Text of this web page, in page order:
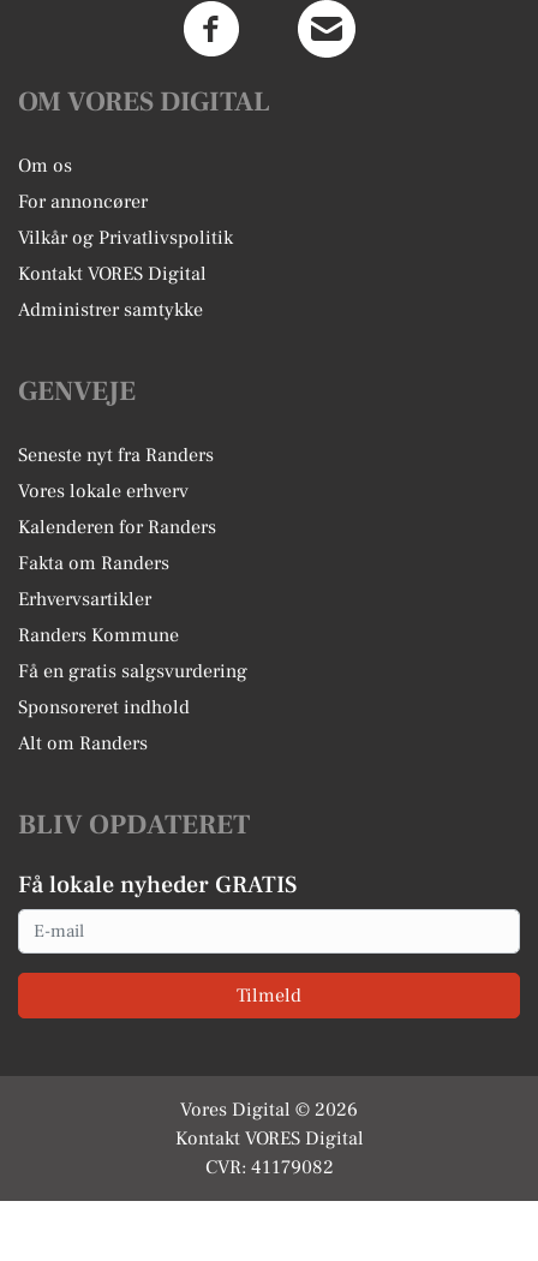
OM VORES DIGITAL
Om os
For annoncører
Vilkår og Privatlivspolitik
Kontakt VORES Digital
Administrer samtykke
GENVEJE
Seneste nyt fra Randers
Vores lokale erhverv
Kalenderen for Randers
Fakta om Randers
Erhvervsartikler
Randers Kommune
Få en gratis salgsvurdering
Sponsoreret indhold
Alt om Randers
BLIV OPDATERET
Få lokale nyheder GRATIS
Email
Tilmeld
Vores Digital © 2026
Kontakt VORES Digital
CVR: 41179082